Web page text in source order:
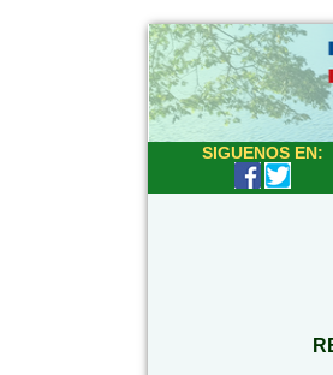
SIGUENOS EN: